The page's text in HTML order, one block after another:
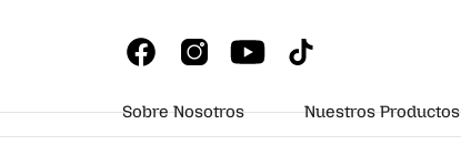
Sobre Nosotros Nuestros Productos